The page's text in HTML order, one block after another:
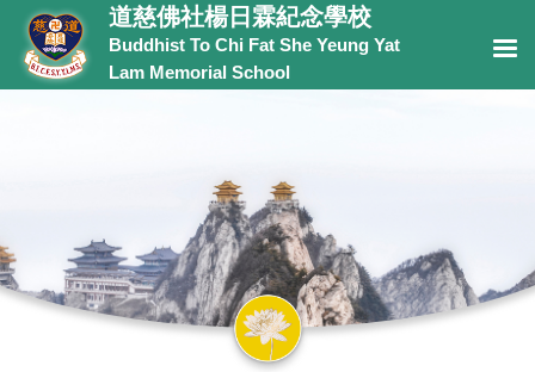
道慈佛社楊日霖紀念學校
Buddhist To Chi Fat She Yeung Yat
Lam Memorial School